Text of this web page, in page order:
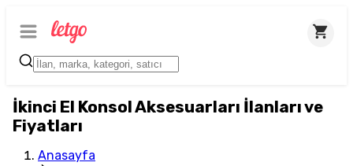
İkinci El Konsol Aksesuarları İlanları ve
Fiyatları
Anasayfa